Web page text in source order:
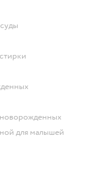
новорожденных
для малышей